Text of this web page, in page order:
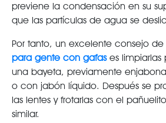
previene la condensación en su
que las partículas de agua se
Por tanto, un excelente consejo de
para gente con gafases limpiarlas
una bayeta, previamente
o con jabón líquido. Después se
las lentes y frotarlas con el
similar.